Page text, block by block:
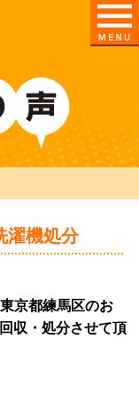
濯機処分
京都練馬区のお
収・処分させて頂